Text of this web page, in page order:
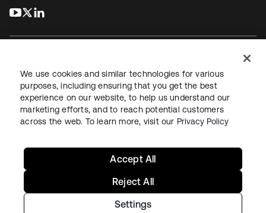
s’ouvre dans un nouvel onglet
s’ouvre dans un nouvel onglet
JuridiquePolitique de confidentialité
Conditions d’utilisation du siteSécuritéPlan du site
Paramètres des cookies
Copyright © 2026 Okta. Tous droits réservés.
We use cookies and similar technologies for various
purposes, including ensuring that you get the best
experience on our website, to help us understand our
marketing efforts, and to reach potential customers
across the web. To learn more, visit our Privacy Policy
Settings
Reject All
Accept All